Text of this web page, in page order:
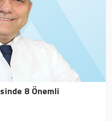
8 Önemli